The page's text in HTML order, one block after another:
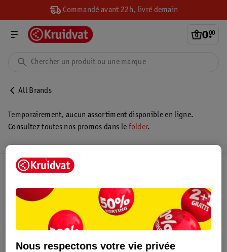
Commandé avant 22h, livré demain
0.
00
All Brands
Temporairement, aucun assortiment disponible en ligne.
Consultez toutes nos promos dans le folder.
Nous respectons votre vie privée